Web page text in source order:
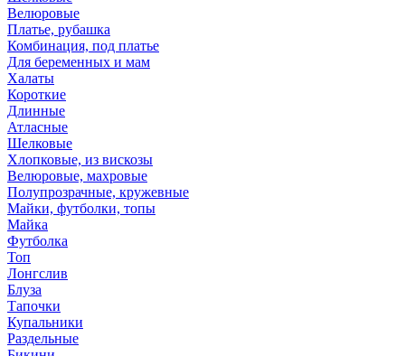
Велюровые
Платье, рубашка
Комбинация, под платье
Для беременных и мам
Халаты
Короткие
Длинные
Атласные
Шелковые
Хлопковые, из вискозы
Велюровые, махровые
Полупрозрачные, кружевные
Майки, футболки, топы
Майка
Футболка
Топ
Лонгслив
Блуза
Тапочки
Купальники
Раздельные